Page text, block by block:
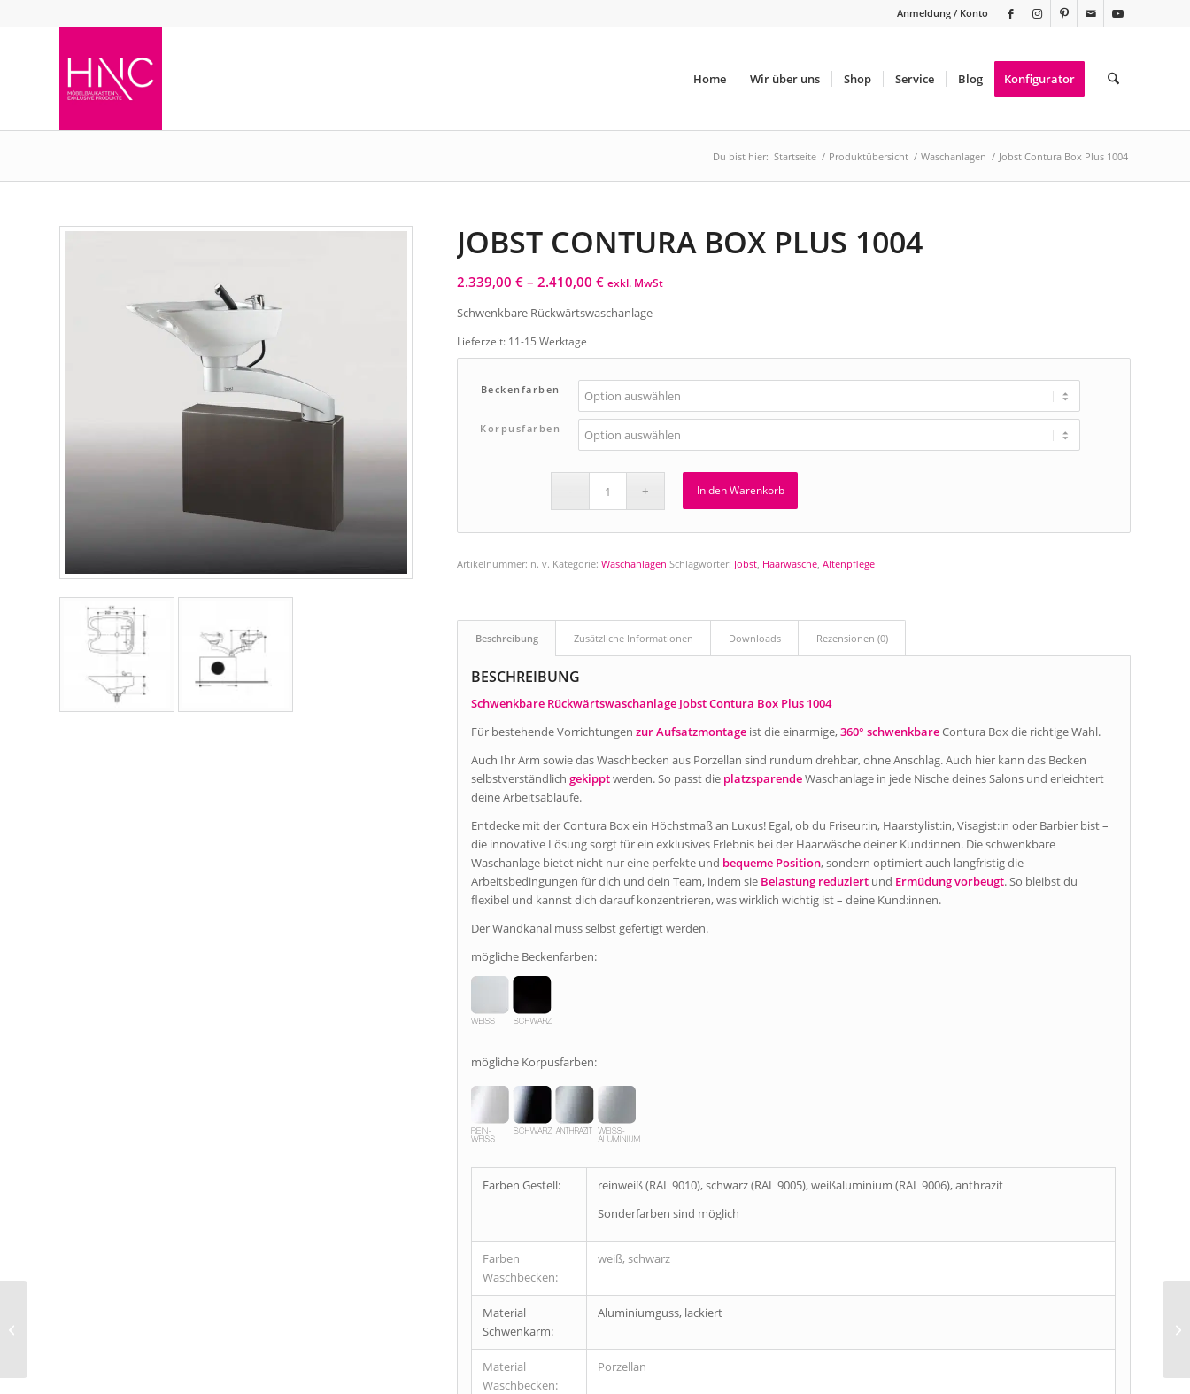
Anmeldung / Konto
Home Wir über uns Shop Service Blog Konfigurator
Du bist hier: Startseite / Produktübersicht / Waschanlagen / Jobst Contura Box Plus 1004
JOBST CONTURA BOX PLUS 1004
2.339,00€ –2.410,00€ exkl. MwSt
Schwenkbare Rückwärtswaschanlage
Lieferzeit: 11-15 Werktage
Beckenfarben
Korpusfarben
In den Warenkorb
Artikelnummer: n. v. Kategorie:Waschanlagen Schlagwörter: Jobst, Haarwäsche,Altenpflege
Beschreibung Zusätzliche Informationen Downloads Rezensionen (0)
BESCHREIBUNG
Schwenkbare Rückwärtswaschanlage Jobst Contura Box Plus 1004
Für bestehende Vorrichtungenzur Aufsatzmontage ist die einarmige,360° schwenkbareContura Box die richtige Wahl.
Auch Ihr Arm sowie das Waschbecken aus Porzellan sind rundum drehbar, ohne Anschlag. Auch hier kann das Becken
selbstverständlichgekipptwerden. So passt die platzsparendeWaschanlage in jede Nische deines Salons und erleichtert
deine Arbeitsabläufe.
Entdecke mit der Contura Box ein Höchstmaß an Luxus! Egal, ob du Friseur:in, Haarstylist:in, Visagist:in oder Barbier bist –
die innovative Lösung sorgt für ein exklusives Erlebnis bei der Haarwäsche deiner Kund:innen. Die schwenkbare
Waschanlage bietet nicht nur eine perfekte und bequeme Position, sondern optimiert auch langfristig die
Arbeitsbedingungen für dich und dein Team, indem sie Belastung reduziert und Ermüdung vorbeugt. So bleibst du
flexibel und kannst dich darauf konzentrieren, was wirklich wichtig ist – deine Kund:innen.
Der Wandkanal muss selbst gefertigt werden.
mögliche Beckenfarben:
mögliche Korpusfarben:
Farben Gestell:
reinweiß (RAL 9010), schwarz (RAL 9005), weißaluminium (RAL 9006), anthrazit
Sonderfarben sind möglich
Farben
Waschbecken:
weiß, schwarz
Material
Schwenkarm:
Aluminiumguss, lackiert
Material
Waschbecken:
Porzellan